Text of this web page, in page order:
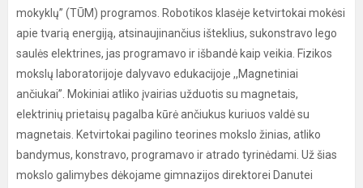
mokyklų” (TŪM) programos. Robotikos klasėje ketvirtokai mokėsi
apie tvarią energiją, atsinaujinančius išteklius, sukonstravo lego
saulės elektrines, jas programavo ir išbandė kaip veikia. Fizikos
mokslų laboratorijoje dalyvavo edukacijoje ,,Magnetiniai
ančiukai”. Mokiniai atliko įvairias užduotis su magnetais,
elektrinių prietaisų pagalba kūrė ančiukus kuriuos valdė su
magnetais. Ketvirtokai pagilino teorines mokslo žinias, atliko
bandymus, konstravo, programavo ir atrado tyrinėdami. Už šias
mokslo galimybes dėkojame gimnazijos direktorei Danutei